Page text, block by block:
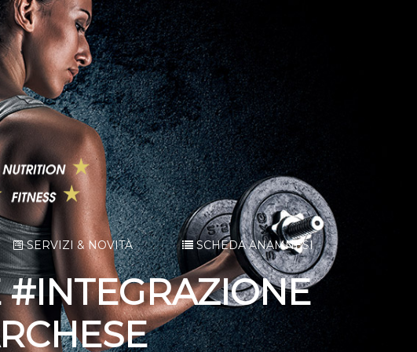
SERVIZI & NOVITÀ SCHEDA ANAMNESI